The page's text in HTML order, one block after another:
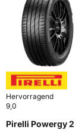
Hervorragend
9,0
Pirelli Powergy 2